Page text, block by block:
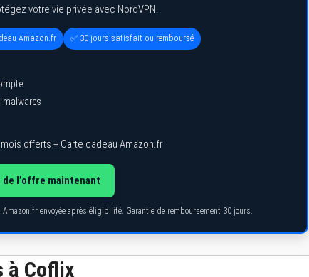
votre vie privée avec NordVPN.
Amazon.fr ✅ 30 jours satisfait ou remboursé
malwares
mois offerts + Carte cadeau Amazon.fr
l’offre maintenant
envoyée après éligibilité. Garantie de remboursement 30 jours.
à Coflix